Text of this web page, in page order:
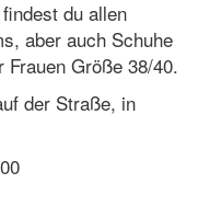
du allen
aber auch Schuhe
Größe 38/40.
der Straße, in